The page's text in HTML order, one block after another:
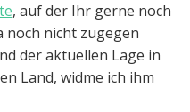
, auf der Ihr gerne noch
nicht zugegen
der aktuellen Lage in
Land, widme ich ihm